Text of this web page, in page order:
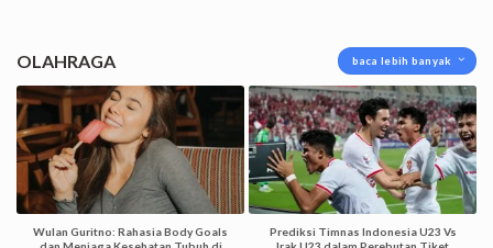
OLAHRAGA baca lebih banyak
Wulan Guritno: Rahasia Body Goals
Prediksi Timnas Indonesia U23 Vs